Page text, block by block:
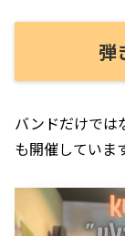
弾
バンドだけでは
も開催していま